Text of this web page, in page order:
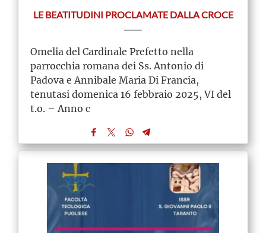
LE BEATITUDINI PROCLAMATE DALLA CROCE
Omelia del Cardinale Prefetto nella
parrocchia romana dei Ss. Antonio di
Padova e Annibale Maria Di Francia,
tenutasi domenica 16 febbraio 2025, VI del
t.o. – Anno c